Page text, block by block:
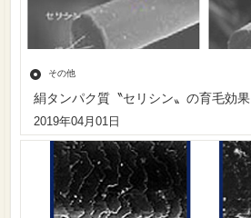
その他
絹タンパク質〝セリシン〟の育毛効果
2019年04月01日